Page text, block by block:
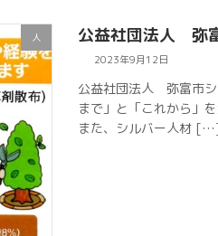
人 公益社団法人 弥
2023年9月12日
公益社団法人 弥富市シ
まで」と「これから」
また、シルバー人材